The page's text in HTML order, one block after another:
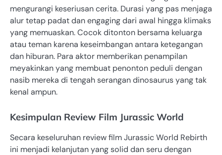
mengurangi keseriusan cerita. Durasi yang pas menjaga
alur tetap padat dan engaging dari awal hingga klimaks
yang memuaskan. Cocok ditonton bersama keluarga
atau teman karena keseimbangan antara ketegangan
dan hiburan. Para aktor memberikan penampilan
meyakinkan yang membuat penonton peduli dengan
nasib mereka di tengah serangan dinosaurus yang tak
kenal ampun.
Kesimpulan Review Film Jurassic World
Secara keseluruhan review film Jurassic World Rebirth
ini menjadi kelanjutan yang solid dan seru dengan